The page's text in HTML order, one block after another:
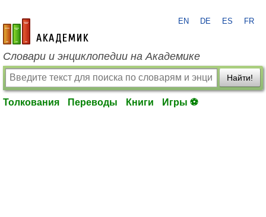
academic.ru
EN DE ES FR
Словари и энциклопедии на Академике
Найти!
Толкования Переводы Книги Игры ⚽